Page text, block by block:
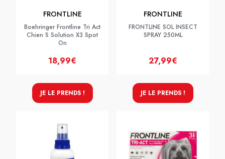
FRONTLINE
Boehringer Frontline Tri Act
Chien S Solution X3 Spot
On
18,99€
JE LE PRENDS !
FRONTLINE
FRONTLINE SOL INSECT
SPRAY 250ML
27,99€
JE LE PRENDS !